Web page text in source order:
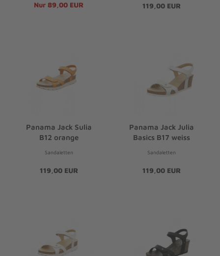
Nur 89,00 EUR
119,00 EUR
Panama Jack Sulia
B12 orange
Sandaletten
119,00 EUR
Panama Jack Julia
Basics B17 weiss
Sandaletten
119,00 EUR